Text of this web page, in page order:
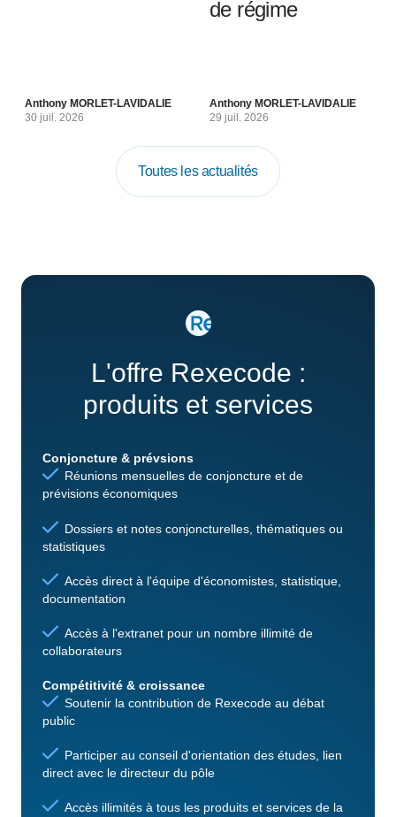
Anthony MORLET-LAVIDALIE
30 juil. 2026
de régime
Anthony MORLET-LAVIDALIE
29 juil. 2026
Toutes les actualités
L'offre Rexecode :
produits et services
Conjoncture & prévsions
Réunions mensuelles de conjoncture et de
prévisions économiques
Dossiers et notes conjoncturelles, thématiques ou
statistiques
Accès direct à l'équipe d'économistes, statistique,
documentation
Accès à l'extranet pour un nombre illimité de
collaborateurs
Compétitivité & croissance
Soutenir la contribution de Rexecode au débat
public
Participer au conseil d'orientation des études, lien
direct avec le directeur du pôle
Accès illimités à tous les produits et services de la